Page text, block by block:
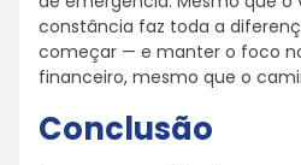
constância faz toda a
começar — e manter o foco
financeiro, mesmo que o
Conclusão